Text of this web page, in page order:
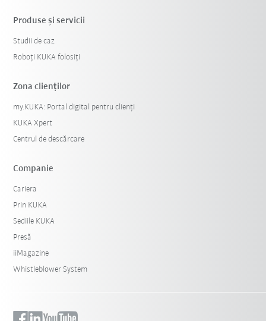
Produse şi servicii
Studii de caz
Roboți KUKA folosiți
Zona clienților
my.KUKA: Portal digital pentru clienți
KUKA Xpert
Centrul de descărcare
Companie
Cariera
Prin KUKA
Sediile KUKA
Presă
iiMagazine
Whistleblower System